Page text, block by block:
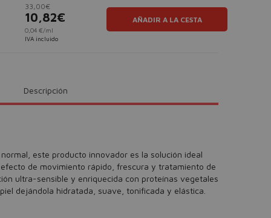
33,00€
10,82€
0,04 €/ml
IVA incluido
AÑADIR A LA CESTA
Descripción
este producto innovador es la solución ideal
de movimiento rápido, frescura y tratamiento de
ultra-sensible y enriquecida con proteínas vegetales
dejándola hidratada, suave, tonificada y elástica.